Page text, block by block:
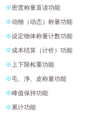
※密度称量直读功能
※动物（动态）称量功能
※设定物体称量计数功能
※成本结算（计价）功能
※上下限检重功能
※毛、净、皮称量功能
※峰值保持功能
※ 累计功能